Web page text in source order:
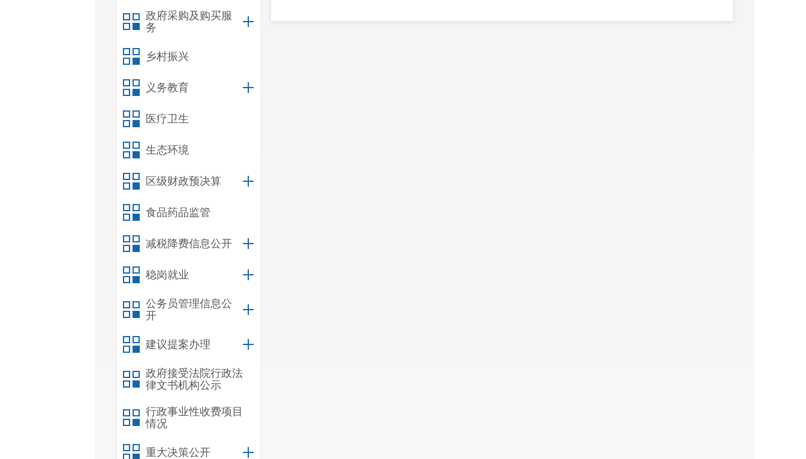
政府采购及购买服
务
乡村振兴
义务教育
医疗卫生
生态环境
区级财政预决算
食品药品监管
减税降费信息公开
稳岗就业
公务员管理信息公
开
建议提案办理
政府接受法院行政法
律文书机构公示
行政事业性收费项目
情况
重大决策公开